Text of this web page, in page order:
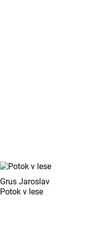
Grus Jaroslav
Potok v lese